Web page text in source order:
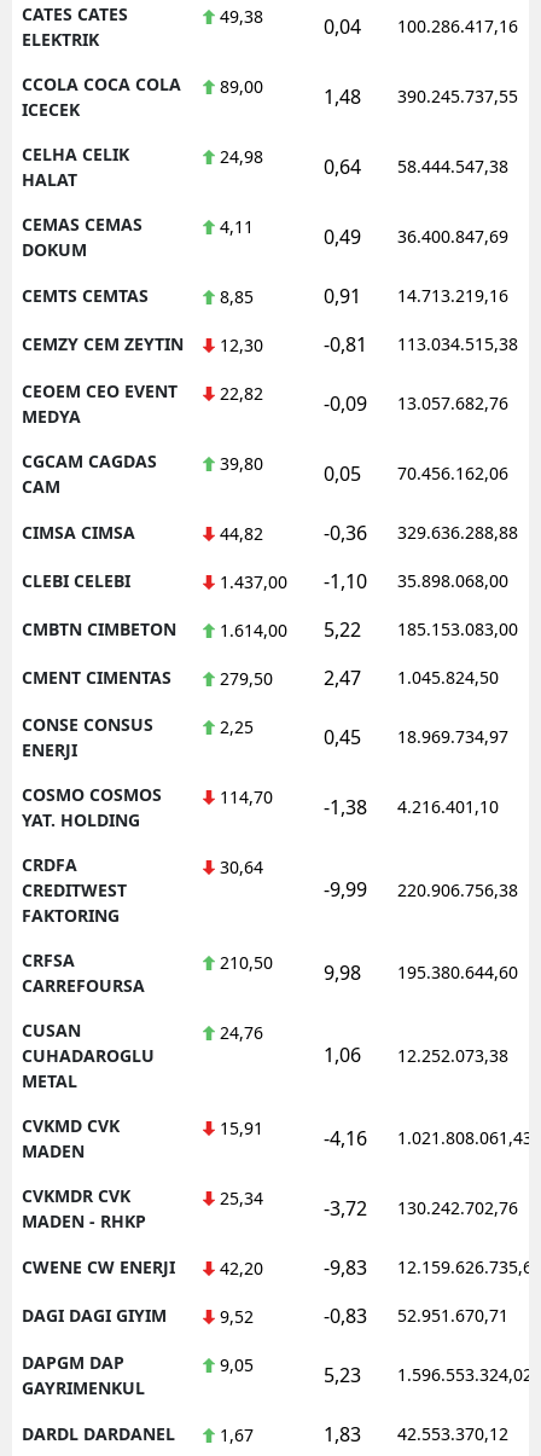
CATES CATES
ELEKTRIK
49,38 0,04 100.286.417,16
CCOLA COCA COLA
ICECEK
89,00 1,48 390.245.737,55
CELHA CELIK
HALAT
24,98 0,64 58.444.547,38
CEMAS CEMAS
DOKUM
4,11 0,49 36.400.847,69
CEMTS CEMTAS 8,85 0,91 14.713.219,16
CEMZY CEM ZEYTIN 12,30 -0,81 113.034.515,38
CEOEM CEO EVENT
MEDYA
22,82 -0,09 13.057.682,76
CGCAM CAGDAS
CAM
39,80 0,05 70.456.162,06
CIMSA CIMSA 44,82 -0,36 329.636.288,88
CLEBI CELEBI 1.437,00 -1,10 35.898.068,00
CMBTN CIMBETON 1.614,00 5,22 185.153.083,00
CMENT CIMENTAS 279,50 2,47 1.045.824,50
CONSE CONSUS
ENERJI
2,25 0,45 18.969.734,97
COSMO COSMOS
YAT. HOLDING
114,70 -1,38 4.216.401,10
CRDFA
CREDITWEST
FAKTORING
30,64
-9,99 220.906.756,38
CRFSA
CARREFOURSA
210,50 9,98 195.380.644,60
CUSAN
CUHADAROGLU
METAL
24,76
1,06 12.252.073,38
CVKMD CVK
MADEN
15,91 -4,16 1.021.808.061,43
CVKMDR CVK
MADEN - RHKP
25,34 -3,72 130.242.702,76
CWENE CW ENERJI 42,20 -9,83 12.159.626.735,62
DAGI DAGI GIYIM 9,52 -0,83 52.951.670,71
DAPGM DAP
GAYRIMENKUL
9,05 5,23 1.596.553.324,02
DARDL DARDANEL 1,67 1,83 42.553.370,12